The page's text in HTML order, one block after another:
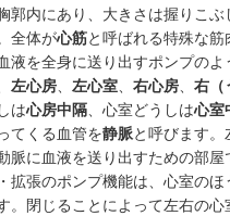
郭内にあり、大きさは握りこ
全体が心筋と呼ばれる特殊な
液を全身に送り出すポンプのよ
左心房、 左心室、 右心房、 右（
は心房中隔、心室どうしは心室
てくる血管を静脈と呼びます。
脈に血液を送り出すための部屋
拡張のポンプ機能は、心室の
。閉じることによって左右の